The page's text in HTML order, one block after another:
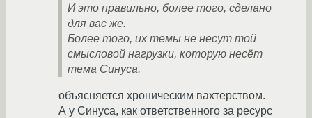
И это правильно, более того, сделано
для вас же.
Более того, их темы не несут той
смысловой нагрузки, которую несёт
тема Синуса.
объясняется хроническим вахтерством.
А у Синуса, как ответственного за ресурс